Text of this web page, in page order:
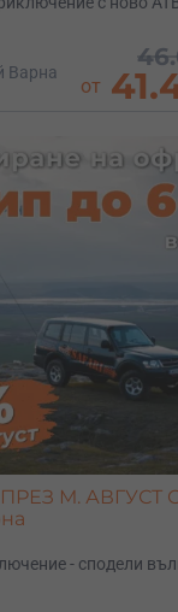
Варна
от
М. АВГУСТ
- сподели